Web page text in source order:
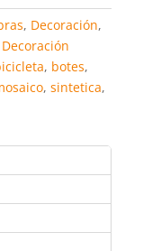
m
p
ar
, Decoración,
, botes,
, sintetica,